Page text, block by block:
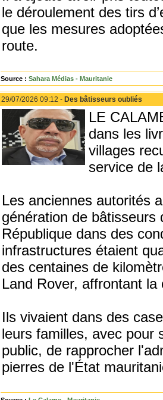
le déroulement des tirs
que les mesures
route.
Source : Sahara Médias - Mauritanie
29/07/2026 09:12 - Des bâtisseurs oubliés
LE
dans les
villages
service de
Les anciennes autorités
génération de bâtisseurs
République dans des
infrastructures étaient
des centaines de
Land Rover, affrontant
Ils vivaient dans des
leurs familles, avec pour
public, de rapprocher
pierres de l'État